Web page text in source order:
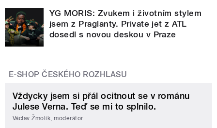
YG MORIS: Zvukem i životním stylem
jsem z Praglanty. Private jet z ATL
dosedl s novou deskou v Praze
E-SHOP ČESKÉHO ROZHLASU
Vždycky jsem si přál ocitnout se v románu
Julese Verna. Teď se mi to splnilo.
Václav Žmolík, moderátor